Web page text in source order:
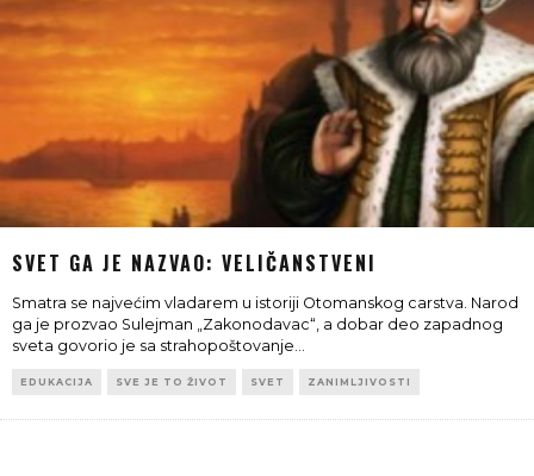
SVET GA JE NAZVAO: VELIČANSTVENI
Smatra se najvećim vladarem u istoriji Otomanskog carstva. Narod
ga je prozvao Sulejman „Zakonodavac“, a dobar deo zapadnog
sveta govorio je sa strahopoštovanje
EDUKACIJA SVE JE TO ŽIVOT SVET ZANIMLJIVOSTI